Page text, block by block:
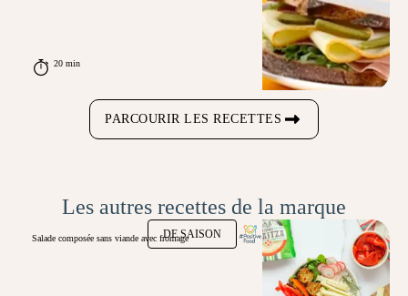
20 min
PARCOURIR LES RECETTES
Les autres recettes de la marque
DE SAISON
Salade composée sans viande avec fromage